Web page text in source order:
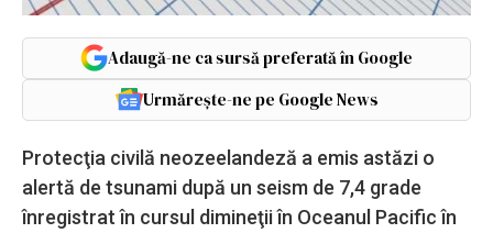
Adaugă-ne ca sursă preferată în Google
Urmărește-ne pe Google News
Protecţia civilă neozeelandeză a emis astăzi o
alertă de tsunami după un seism de 7,4 grade
înregistrat în cursul dimineţii în Oceanul Pacific în